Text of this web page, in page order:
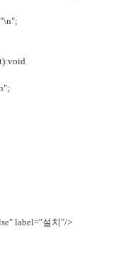
label="설치"/>